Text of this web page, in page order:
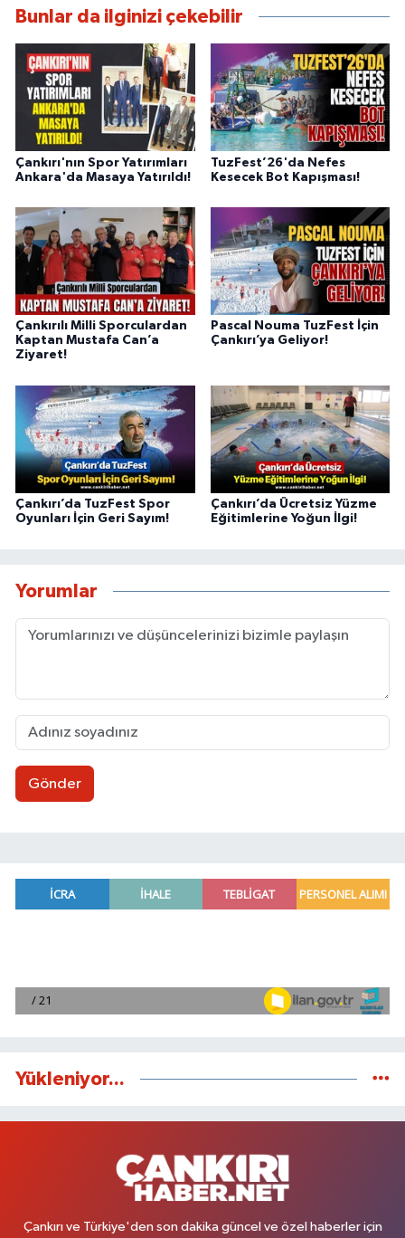
Bunlar da ilginizi çekebilir
Çankırı'nın Spor Yatırımları
Ankara'da Masaya Yatırıldı!
TuzFest’26'da Nefes
Kesecek Bot Kapışması!
Çankırılı Milli Sporculardan
Kaptan Mustafa Can’a
Ziyaret!
Pascal Nouma TuzFest İçin
Çankırı’ya Geliyor!
Çankırı’da TuzFest Spor
Oyunları İçin Geri Sayım!
Çankırı’da Ücretsiz Yüzme
Eğitimlerine Yoğun İlgi!
Yorumlar
Gönder
Yükleniyor...
Çankırı ve Türkiye'den son dakika güncel ve özel haberler için